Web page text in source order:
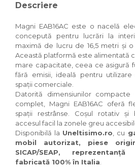
Descriere
Magni EAB16AC este o nacelă
concepută pentru lucrări la
maximă de lucru de 16,5 metri și
Această platformă este alimentată
mare capacitate, ceea ce asigură
fără emisii, ideală pentru
spații comerciale.
Datorită dimensiunilor
complet, Magni EAB16AC oferă
spații restrânse. Coșul rotativ și
accesul facil la zonele greu
Disponibilă la Uneltisimo.ro, cu
mobil autorizat, piese
SICAP/SEAP,
fabricată 100% în Italia.